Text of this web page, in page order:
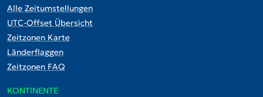
Alle Zeitumstellungen
UTC-Offset Übersicht
Zeitzonen Karte
Länderflaggen
Zeitzonen FAQ
KONTINENTE